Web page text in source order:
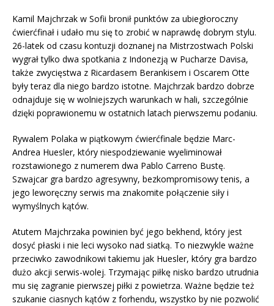
Kamil Majchrzak w Sofii bronił punktów za ubiegłoroczny
ćwierćfinał i udało mu się to zrobić w naprawdę dobrym stylu.
26-latek od czasu kontuzji doznanej na Mistrzostwach Polski
wygrał tylko dwa spotkania z Indonezją w Pucharze Davisa,
także zwycięstwa z Ricardasem Berankisem i Oscarem Otte
były teraz dla niego bardzo istotne. Majchrzak bardzo dobrze
odnajduje się w wolniejszych warunkach w hali, szczególnie
dzięki poprawionemu w ostatnich latach pierwszemu podaniu.
Rywalem Polaka w piątkowym ćwierćfinale będzie Marc-
Andrea Huesler, który niespodziewanie wyeliminował
rozstawionego z numerem dwa Pablo Carreno Bustę.
Szwajcar gra bardzo agresywny, bezkompromisowy tenis, a
jego leworęczny serwis ma znakomite połączenie siły i
wymyślnych kątów.
Atutem Majchrzaka powinien być jego bekhend, który jest
dosyć płaski i nie leci wysoko nad siatką. To niezwykle ważne
przeciwko zawodnikowi takiemu jak Huesler, który gra bardzo
dużo akcji serwis-wolej. Trzymając piłkę nisko bardzo utrudnia
mu się zagranie pierwszej piłki z powietrza. Ważne będzie też
szukanie ciasnych kątów z forhendu, wszystko by nie pozwolić